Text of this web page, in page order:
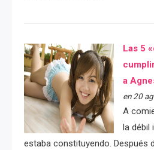
Las 5
a
en 20
A
la débil
estaba constituyendo. Después